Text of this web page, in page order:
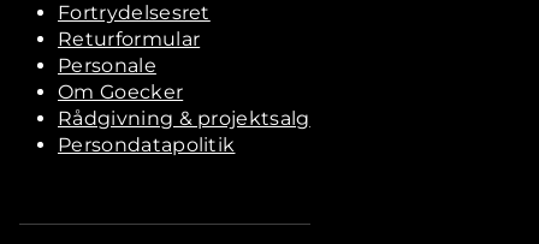
Fortrydelsesret
Returformular
Personale
Om Goecker
Rådgivning & projektsalg
Persondatapolitik